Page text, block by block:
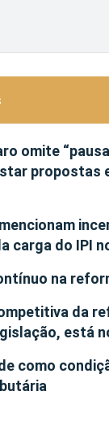
omite
propostas
carga do IPI
na
da
está
como